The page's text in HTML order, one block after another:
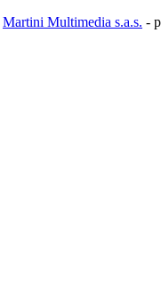
Martini Multimedia s.a.s. -